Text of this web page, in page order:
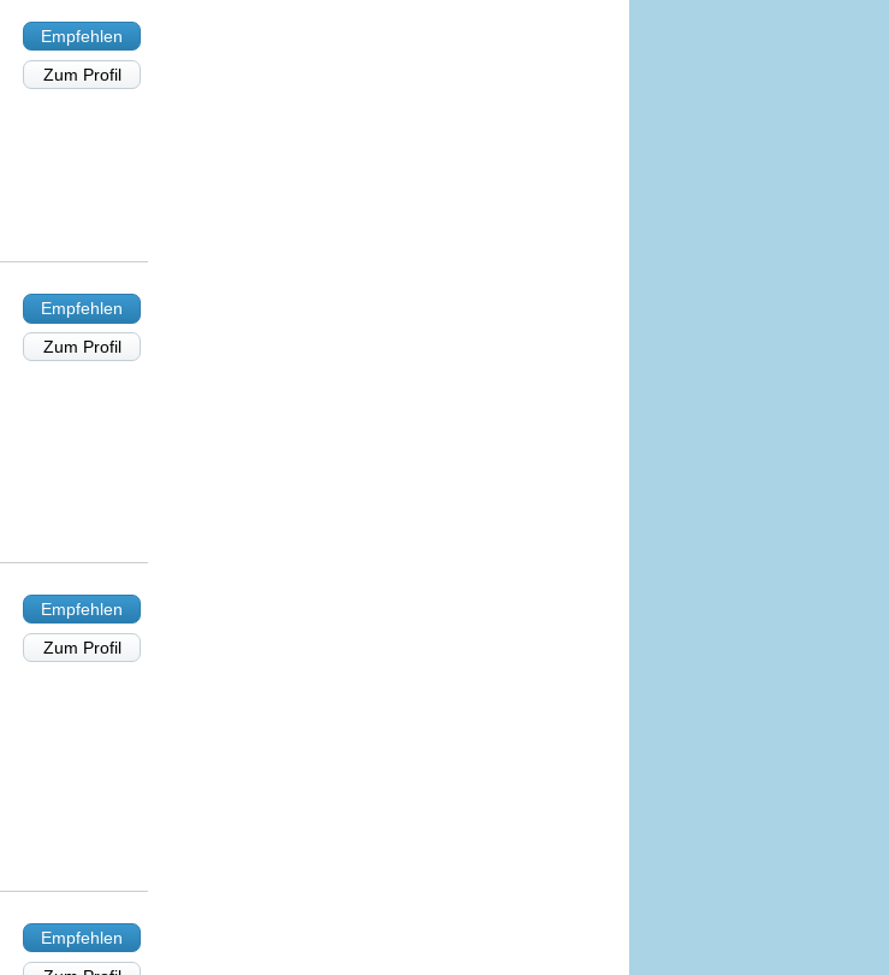
Empfehlen
Zum Profil
Empfehlen
Zum Profil
Empfehlen
Zum Profil
Empfehlen